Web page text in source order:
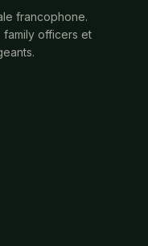
francophone.
family officers et